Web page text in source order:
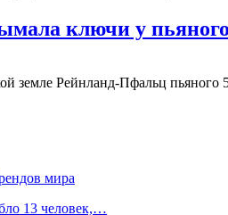
ключи у пьяного
земле Рейнланд-Пфальц пьяного
мира
13 человек,…